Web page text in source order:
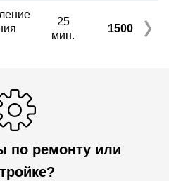
25
мин.
1500
по ремонту или